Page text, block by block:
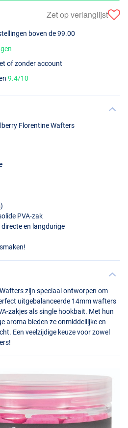
Zet op verlanglijst
boven de 99.00
of zonder account
9.4/10
Florentine Wafters
PVA-zak
en langdurige
zijn speciaal ontworpen om
uitgebalanceerde 14mm wafters
-zakjes als single hookbait. Met hun
aroma bieden ze onmiddellijke en
Een veelzijdige keuze voor zowel